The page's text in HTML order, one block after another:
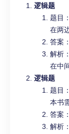
逻辑题
题目
在两
答案
解析
在中
逻辑题
题目
本书
答案
解析